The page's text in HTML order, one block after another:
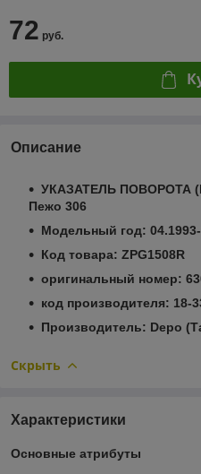
72 руб.
Описание
УКАЗАТЕЛЬ ПОВОРОТА
Пежо 306
Модельный год: 04.1993-
Код товара: ZPG1508R
оригинальный номер:
код производителя: 18-
Производитель: Depo
Скрыть
Характеристики
Основные атрибуты